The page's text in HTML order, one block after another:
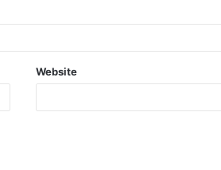
Website